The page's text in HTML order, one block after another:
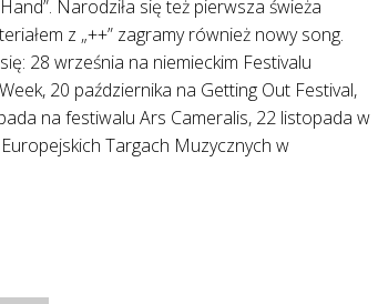
Narodziła się też pierwsza świeża
z „++” zagramy również nowy song.
28 września na niemieckim Festivalu
20 października na Getting Out Festival,
na festiwalu Ars Cameralis, 22 listopada w
Targach Muzycznych w